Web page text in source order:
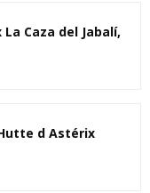
La Caza del Jabalí,
d Astérix